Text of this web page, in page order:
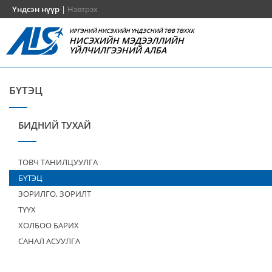
Үндсэн нүүр | Нэвтрэх
ИРГЭНИЙ НИСЭХИЙН ҮНДЭСНИЙ ТӨВ ТӨХХК
НИСЭХИЙН МЭДЭЭЛЛИЙН
ҮЙЛЧИЛГЭЭНИЙ АЛБА
БҮТЭЦ
БИДНИЙ ТУХАЙ
ТОВЧ ТАНИЛЦУУЛГА
БҮТЭЦ
ЗОРИЛГО, ЗОРИЛТ
ТҮҮХ
ХОЛБОО БАРИХ
САНАЛ АСУУЛГА